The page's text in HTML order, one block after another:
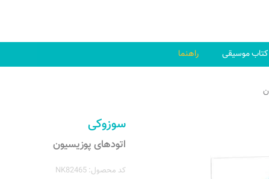
کتاب موسیقی راهنما
سوزوکی
اتودهای پوزیسیون
کد محصول: NK82465